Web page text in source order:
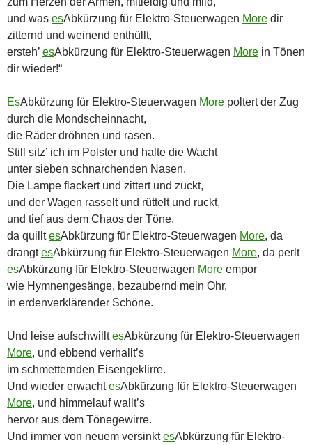
und was esAbkürzung für Elektro-Steuerwagen More dir
zitternd und weinend enthüllt,
ersteh’ esAbkürzung für Elektro-Steuerwagen More in Tönen
dir wieder!“
EsAbkürzung für Elektro-Steuerwagen More poltert der Zug
durch die Mondscheinnacht,
die Räder dröhnen und rasen.
Still sitz’ ich im Polster und halte die Wacht
unter sieben schnarchenden Nasen.
Die Lampe flackert und zittert und zuckt,
und der Wagen rasselt und rüttelt und ruckt,
und tief aus dem Chaos der Töne,
da quilltesAbkürzung für Elektro-Steuerwagen More, da
drangtesAbkürzung für Elektro-Steuerwagen More, da perlt
esAbkürzung für Elektro-Steuerwagen More empor
wie Hymnengesänge, bezaubernd mein Ohr,
in erdenverklärender Schöne.
Und leise aufschwilltesAbkürzung für Elektro-Steuerwagen
More, und ebbend verhallt’s
im schmetternden Eisengeklirre.
Und wieder erwachtesAbkürzung für Elektro-Steuerwagen
More, und himmelauf wallt’s
hervor aus dem Tönegewirre.
Und immer von neuem versinktesAbkürzung für Elektro-